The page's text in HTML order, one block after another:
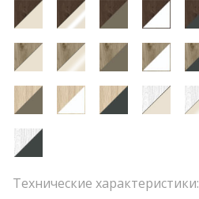
Технические характеристики: